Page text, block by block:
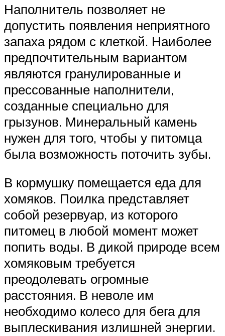
Наполнитель позволяет не
допустить появления неприятного
запаха рядом с клеткой. Наиболее
предпочтительным вариантом
являются гранулированные и
прессованные наполнители,
созданные специально для
грызунов. Минеральный камень
нужен для того, чтобы у питомца
была возможность поточить зубы.
В кормушку помещается еда для
хомяков. Поилка представляет
собой резервуар, из которого
питомец в любой момент может
попить воды. В дикой природе всем
хомяковым требуется
преодолевать огромные
расстояния. В неволе им
необходимо колесо для бега для
выплескивания излишней энергии.